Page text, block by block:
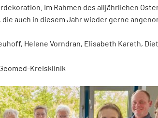
Im Rahmen des alljährlichen
auch in diesem Jahr wieder gerne
Helene Vorndran, Elisabeth Kareth,
Kreisklinik